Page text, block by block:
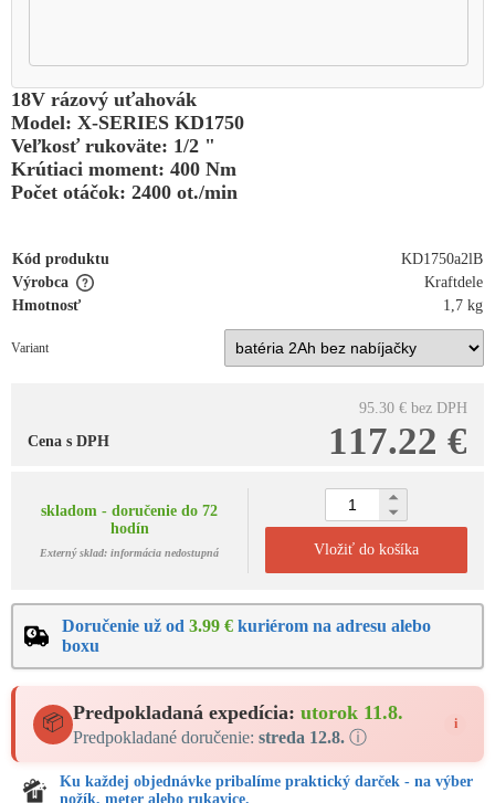
18V rázový uťahovák
Model: X-SERIES KD1750
Veľkosť rukoväte: 1/2 "
Krútiaci moment: 400 Nm
Počet otáčok: 2400 ot./min
Kód produktu
KD1750a2lB
Výrobca
Kraftdele
Hmotnosť
1,7 kg
Variant
95.30 € bez DPH
117.22 €
Cena s DPH
skladom - doručenie do 72
hodín
Externý sklad: informácia nedostupná Vložiť do košíka
Doručenie už od 3.99 € kuriérom na adresu alebo
boxu
📦 Predpokladaná expedícia: utorok 11.8.
Predpokladané doručenie: streda 12.8. ⓘ
i
Ku každej objednávke pribalíme praktický darček - na výber
nožík, meter alebo rukavice.